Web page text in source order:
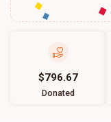
$796.67
Donated